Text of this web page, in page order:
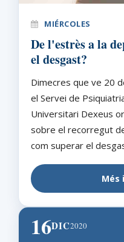
MIÉRCOLES
De l'estrès a la
el desgast?
Dimecres que ve 20
el Servei de
Universitari Dexeus
sobre el recorregut
com superar el
Més
16DIC2020